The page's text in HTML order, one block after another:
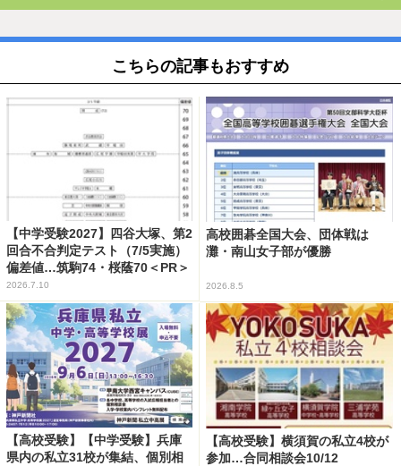
こちらの記事もおすすめ
【中学受験2027】四谷大塚、第2
回合不合判定テスト（7/5実施）
偏差値…筑駒74・桜蔭70＜PR＞
2026.7.10
高校囲碁全国大会、団体戦は
灘・南山女子部が優勝
2026.8.5
【高校受験】【中学受験】兵庫
県内の私立31校が集結、個別相
【高校受験】横須賀の私立4校が
参加…合同相談会10/12